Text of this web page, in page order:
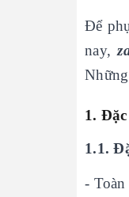
Để
nay,
1.
1.1.
-